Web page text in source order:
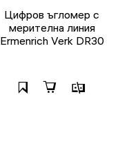
Цифров ъгломер с
мерителна линия
Ermenrich Verk DR30